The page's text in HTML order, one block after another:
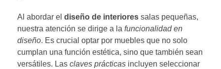
Al abordar el diseño de interiores salas pequeñas,
nuestra atención se dirige a la funcionalidad en
diseño. Es crucial optar por muebles que no solo
cumplan una función estética, sino que también sean
versátiles. Las claves prácticas incluyen seleccionar